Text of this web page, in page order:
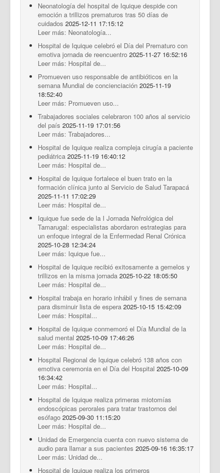
Neonatología del hospital de Iquique despide con
emoción a trillizos prematuros tras 50 días de
cuidados 2025-12-11 17:15:12
Leer más: Neonatología...
Hospital de Iquique celebró el Día del Prematuro con
emotiva jornada de reencuentro 2025-11-27 16:52:16
Leer más: Hospital de...
Promueven uso responsable de antibióticos en la
semana Mundial de concienciación 2025-11-19
18:52:40
Leer más: Promueven uso...
Trabajadores sociales celebraron 100 años al servicio
del país 2025-11-19 17:01:56
Leer más: Trabajadores...
Hospital de Iquique realiza compleja cirugía a paciente
pediátrica 2025-11-19 16:40:12
Leer más: Hospital de...
Hospital de Iquique fortalece el buen trato en la
formación clínica junto al Servicio de Salud Tarapacá
2025-11-11 17:02:29
Leer más: Hospital de...
Iquique fue sede de la I Jornada Nefrológica del
Tamarugal: especialistas abordaron estrategias para
un enfoque integral de la Enfermedad Renal Crónica
2025-10-28 12:34:24
Leer más: Iquique fue...
Hospital de Iquique recibió exitosamente a gemelos y
trillizos en la misma jornada 2025-10-22 18:05:50
Leer más: Hospital de...
Hospital trabaja en horario inhábil y fines de semana
para disminuir lista de espera 2025-10-15 15:42:09
Leer más: Hospital...
Hospital de Iquique conmemoró el Día Mundial de la
salud mental 2025-10-09 17:46:26
Leer más: Hospital de...
Hospital Regional de Iquique celebró 138 años con
emotiva ceremonia en el Día del Hospital 2025-10-09
16:34:42
Leer más: Hospital...
Hospital de Iquique realiza primeras miotomías
endoscópicas perorales para tratar trastornos del
esófago 2025-09-30 11:15:20
Leer más: Hospital de...
Unidad de Emergencia cuenta con nuevo sistema de
audio para llamar a sus pacientes 2025-09-16 16:35:17
Leer más: Unidad de...
Hospital de Iquique realiza los primeros